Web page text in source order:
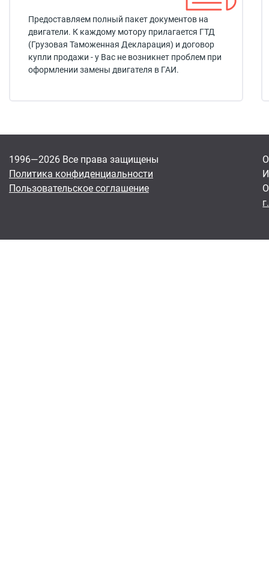
Предоставляем полный пакет документов на
двигатели. К каждому мотору прилагается ГТД
(Грузовая Таможенная Декларация) и договор
купли продажи - у Вас не возникнет проблем при
оформлении замены двигателя в ГАИ.
1996—2026 Все права защищены
Политика конфиденциальности
Пользовательское соглашение